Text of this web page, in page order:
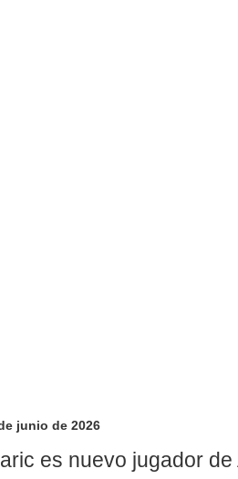
junio de 2026
es nuevo jugador